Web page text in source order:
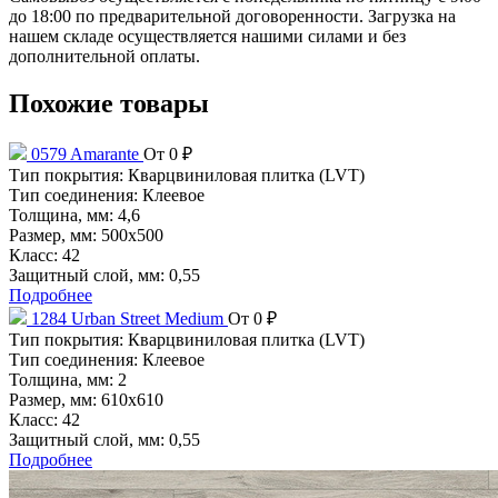
до 18:00 по предварительной договоренности. Загрузка на
нашем складе осуществляется нашими силами и без
дополнительной оплаты.
Похожие товары
0579 Amarante От 0 ₽
Тип покрытия: Кварцвиниловая плитка (LVT)
Тип соединения: Клеевое
Толщина, мм: 4,6
Размер, мм: 500x500
Класс: 42
Защитный слой, мм: 0,55
Подробнее
1284 Urban Street Medium От 0 ₽
Тип покрытия: Кварцвиниловая плитка (LVT)
Тип соединения: Клеевое
Толщина, мм: 2
Размер, мм: 610x610
Класс: 42
Защитный слой, мм: 0,55
Подробнее